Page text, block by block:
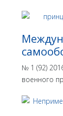
№ 1 (92)
военного